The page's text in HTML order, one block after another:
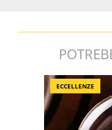
ECCELLENZE